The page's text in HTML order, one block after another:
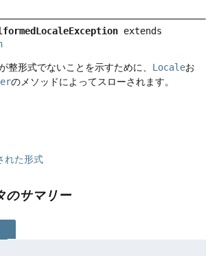
整形式でないことを示すために、 Localeお
のメソッドによってスローされます。
れた形式
のサマリー